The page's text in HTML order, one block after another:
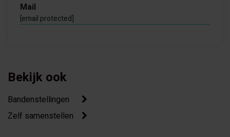
Mail
[email protected]
Bekijk ook
Bandenstellingen
Zelf samenstellen